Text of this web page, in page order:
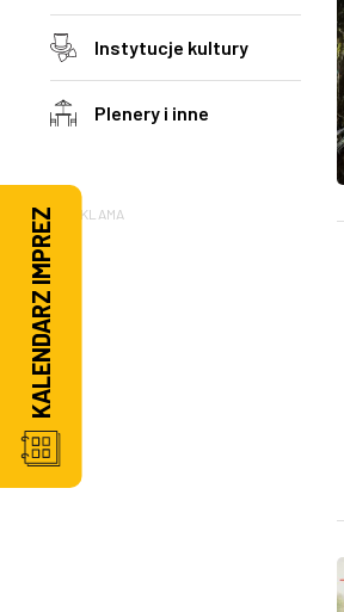
Instytucje kultury
Plenery i inne
REKLAMA
KALENDARZ IMPREZ